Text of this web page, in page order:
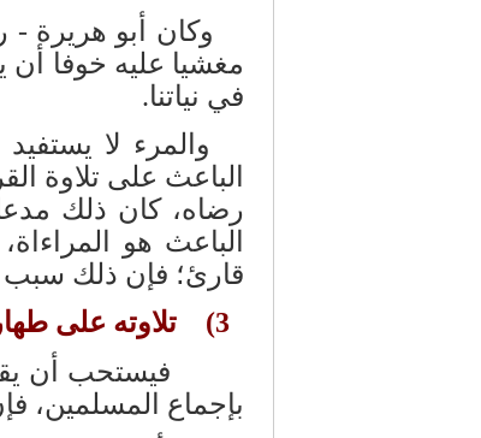
وكان أبو هريرة
مغشيا عليه خوفا
في نياتنا.
والمرء لا
الباعث على تلاوة
رضاه، كان ذلك
الباعث هو
قارئ؛ فإن ذلك سبب
3) تلاوته على طهارة:
فيستحب أن يقرأ
بإجماع المسلمين،